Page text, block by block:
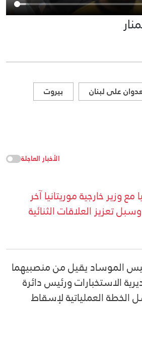
على لبنان
بيروت
الأخبار العاجلة
وزير خارجية موريتانيا آخر
تعزيز العلاقات الثنائية
رئيس الموساد يقيل من منصبيهما
الاستخبارات ورئيس دائرة
العملياتية لإسقاط